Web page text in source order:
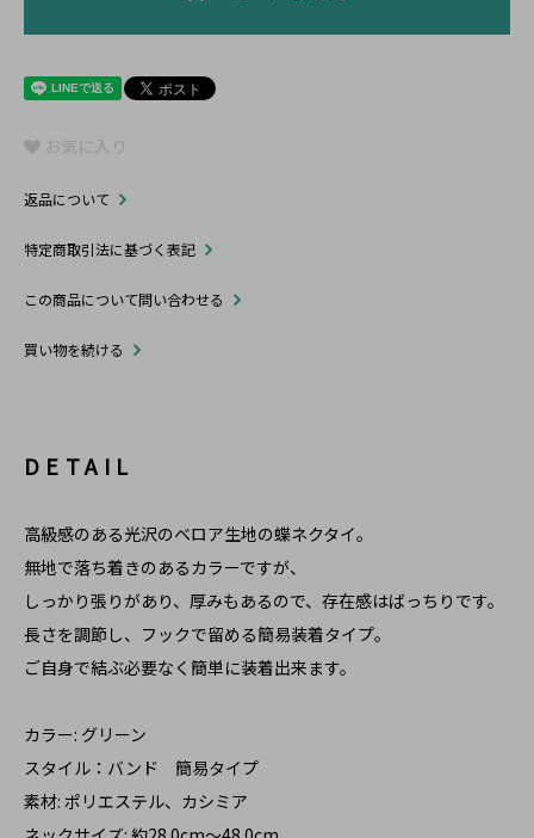
お気に入り
返品について
特定商取引法に基づく表記
この商品について問い合わせる
買い物を続ける
DETAIL
高級感のある光沢のベロア生地の蝶ネクタイ。
無地で落ち着きのあるカラーですが、
しっかり張りがあり、厚みもあるので、存在感はばっちりです。
長さを調節し、フックで留める簡易装着タイプ。
ご自身で結ぶ必要なく簡単に装着出来ます。
カラー: グリーン
スタイル：バンド 簡易タイプ
素材: ポリエステル、カシミア